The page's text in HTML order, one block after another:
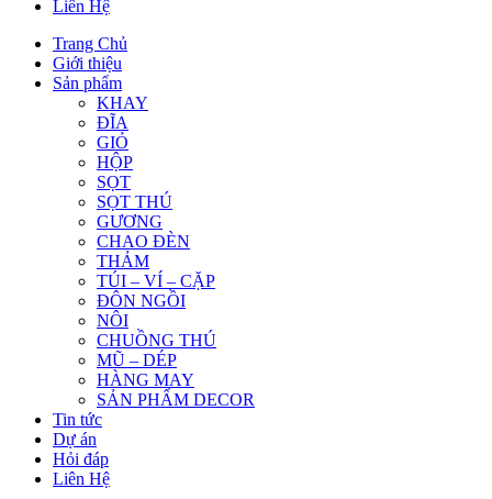
Liên Hệ
Trang Chủ
Giới thiệu
Sản phẩm
KHAY
ĐĨA
GIỎ
HỘP
SỌT
SỌT THÚ
GƯƠNG
CHAO ĐÈN
THẢM
TÚI – VÍ – CẶP
ĐÔN NGỒI
NÔI
CHUỒNG THÚ
MŨ – DÉP
HÀNG MAY
SẢN PHẨM DECOR
Tin tức
Dự án
Hỏi đáp
Liên Hệ